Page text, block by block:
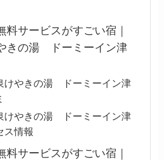
料サービスがすごい宿｜
きの湯 ドーミーイン津
けやきの湯 ドーミーイン津
けやきの湯 ドーミーイン津
ス情報
料サービスがすごい宿｜